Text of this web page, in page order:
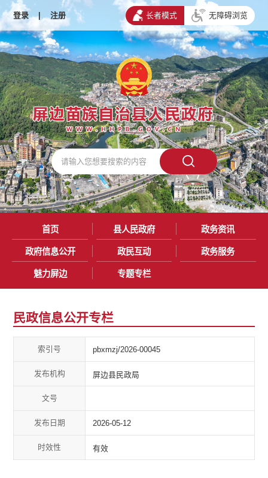
登录 | 注册 长者模式 无障碍浏览
首页 县人民政府 政务资讯
政府信息公开 政民互动 政务服务
魅力屏边 专题专栏
民政信息公开专栏
索引号 pbxmzj/2026-00045
发布机构 屏边县民政局
文号
发布日期 2026-05-12
时效性 有效